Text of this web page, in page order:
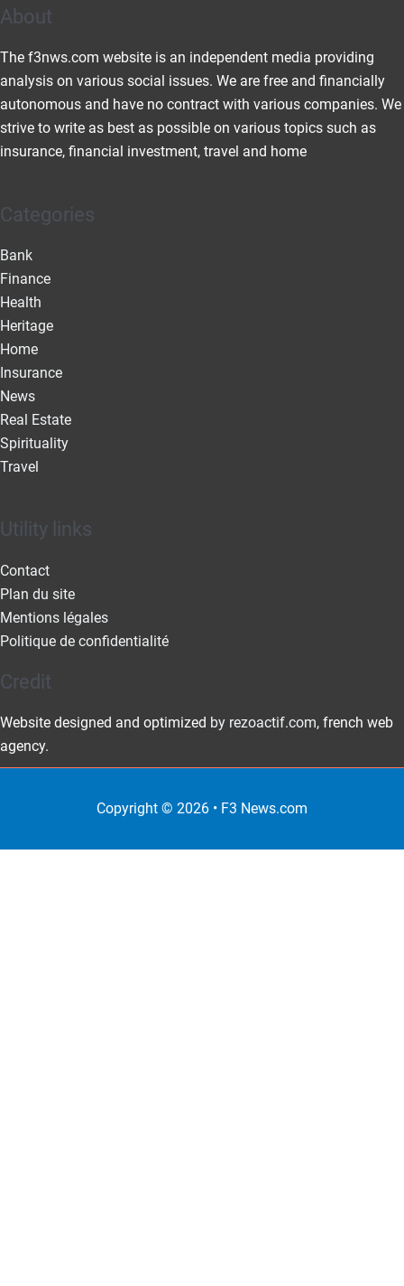
About
The f3nws.com website is an independent media providing
analysis on various social issues. We are free and financially
autonomous and have no contract with various companies. We
strive to write as best as possible on various topics such as
insurance, financial investment, travel and home
Categories
Bank
Finance
Health
Heritage
Home
Insurance
News
Real Estate
Spirituality
Travel
Utility links
Contact
Plan du site
Mentions légales
Politique de confidentialité
Credit
Website designed and optimized by rezoactif.com, french web
agency.
Copyright © 2026 • F3 News.com